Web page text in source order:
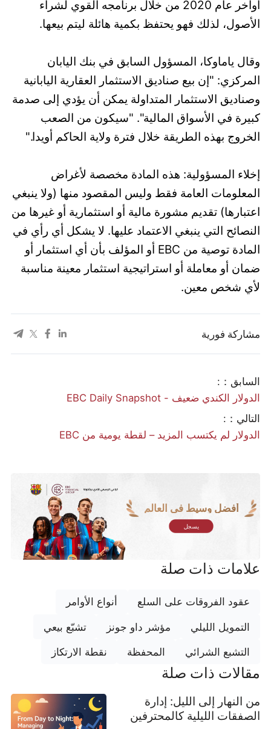
أواخر عام 2020 من خلال برنامجه القوي لشراء
الأصول، لذلك فهو يحتفظ بكمية هائلة ليتم بيعها.
وقال ياماوكا، المسؤول السابق في بنك اليابان
المركزي: "إن بيع صناديق الاستثمار العقارية اليابانية
وصناديق الاستثمار المتداولة يمكن أن يؤدي إلى صدمة
كبيرة في الأسواق المالية". "سيكون من الصعب
الخروج بهذه الطريقة خلال فترة ولاية الحاكم أويدا."
إخلاء المسؤولية: هذه المادة مخصصة لأغراض
المعلومات العامة فقط وليس المقصود منها (ولا ينبغي
اعتبارها) تقديم مشورة مالية أو استثمارية أو غيرها من
النصائح التي ينبغي الاعتماد عليها. لا يشكل أي رأي في
المادة توصية من EBC أو المؤلف بأن أي استثمار أو
ضمان أو معاملة أو استراتيجية استثمار معينة مناسبة
لأي شخص معين.
مشاركة فورية
السابق：:
الدولار الكندي ضعيف - EBC Daily Snapshot
التالي：:
الدولار لم يكتسب المزيد – لقطة يومية من EBC
أفضل وسيط في العالم
يسجل
علامات ذات صلة
عقود الفروقات على السلع أنواع الأوامر
التمويل الليلي مؤشر داو جونز تشبّع بيعي
التشبع الشرائي المحفظة نقطة الارتكاز
مقالات ذات صلة
من النهار إلى الليل: إدارة
الصفقات الليلية كالمحترفين